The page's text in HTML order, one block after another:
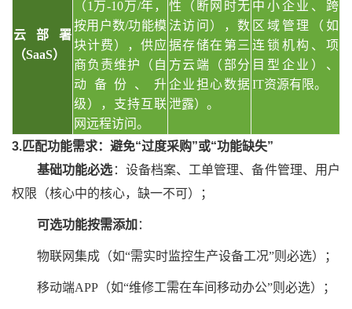
云部署
（SaaS）
（1万-10万/年，
按用户数/功能模
块计费），供应
商负责维护（自
动备份、升
级），支持互联
网远程访问。
性（断网时无
法访问），数
据存储在第三
方云端（部分
企业担心数据
泄露）。
中小企业、跨
区域管理（如
连锁机构、项
目型企业）、
IT资源有限。
3.匹配功能需求：避免“过度采购”或“功能缺失”
基础功能必选 ：设备档案、工单管理、备件管理、用户
权限（核心中的核心，缺一不可）；
可选功能按需添加 ：
物联网集成（如“需实时监控生产设备工况”则必选）；
移动端APP（如“维修工需在车间移动办公”则必选）；